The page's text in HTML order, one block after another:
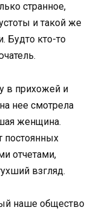
странное,
и такой же
Будто кто-то
в прихожей и
нее смотрела
женщина.
постоянных
отчетами,
взгляд.
наше общество